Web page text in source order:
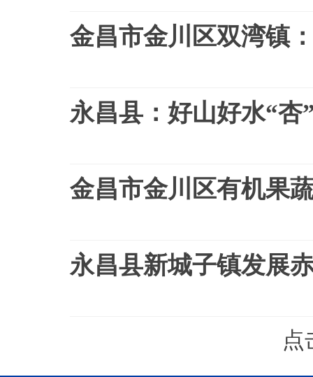
金昌市金川区双湾镇
永昌县：好山好水“杏
金昌市金川区有机果
永昌县新城子镇发展
点